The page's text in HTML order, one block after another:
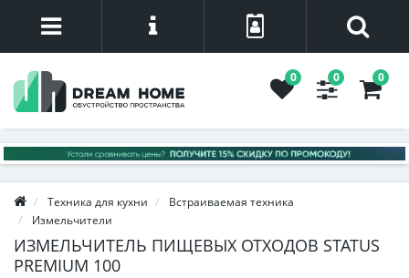
0 0 0
Техника для кухни
Встраиваемая техника
Измельчители
ИЗМЕЛЬЧИТЕЛЬ ПИЩЕВЫХ ОТХОДОВ STATUS
PREMIUM 100